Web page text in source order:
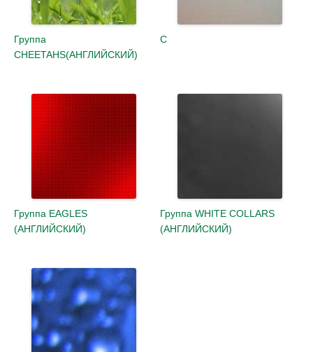
Группа
CHEETAHS(АНГЛИЙСКИЙ)
С
Группа EAGLES
(АНГЛИЙСКИЙ)
Группа WHITE COLLARS
(АНГЛИЙСКИЙ)